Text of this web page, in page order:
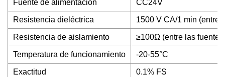
Fuente de alimentación CC24V
Resistencia dieléctrica 1500 V CA/1 min (entre
Resistencia de aislamiento ≥100Ω (entre las
Temperatura de funcionamiento -20-55°C
Exactitud 0.1% FS